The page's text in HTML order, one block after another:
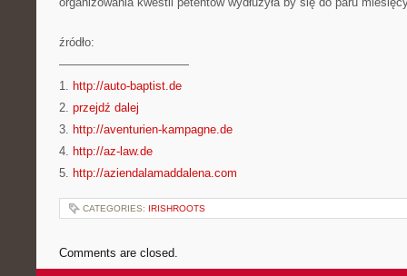
źródło:
———————————
1. http://auto-baptist.de
2. przejdź dalej
3. http://aventurien-kampagne.de
4. http://az-law.de
5. http://aziendalamaddalena.com
CATEGORIES: IRISHROOTS
Comments are closed.